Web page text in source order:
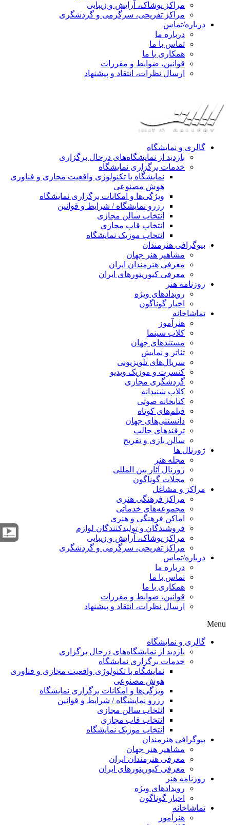
مراکز پوشاک، آرایش و زیبایی
مراکز تفریحی، سرگرمی و گردشگری
درباره/تماس
درباره ما
تماس با ما
همکاری با ما
قوانین، ضوابط و مقررات
ارسال نظرات، انتقاد و پیشنهاد
گالری و نمایشگاه
بازدید از نمایشگاه‌های درحال برگزاری
خدمات برگزاری نمایشگاه
نمایشگاه با تکنولوژی واقعیت مجازی و فناوری
هوش مصنوعی
ویژگی‌ها و امکانات برگزاری نمایشگاه
رزرو نمایشگاه / شرایط و قوانین
انتخاب سالن مجازی
انتخاب قاب مجازی
انتخاب موزیک نمایشگاه
بیوگرافی هنرمندان
مشاهیر هنر جهان
معرفی هنرمندان ایران
معرفی کیوریتورهای ایران
روزنامه هنر
رویدادهای ویژه
اخبار گوناگون
تماشاخانه
هنرآموز
کلاب سینما
مستندهای جهان
تئاتر و نمایش
سریال‌های تلویزیونی
کنسرت و موزیک ویدیو
گردشگری مجازی
کلاب شنیدانه
کتابخانه صوتی
فیلم‌های کوتاه
دانستنی‌های جهان
ترفندهای جالب
سالن بازی و تفریح
ژورنال ها
مجله هنر
ژورنال آثار بین المللی
مجلات گوناگون
مراکز و مشاغل
مراکز فرهنگی هنری
مجموعه‌های خدماتی
اماکن فرهنگی و هنری
فروشندگان و تولیدکنندگان لوازم
مراکز پوشاک، آرایش و زیبایی
مراکز تفریحی، سرگرمی و گردشگری
درباره/تماس
درباره ما
تماس با ما
همکاری با ما
قوانین، ضوابط و مقررات
ارسال نظرات، انتقاد و پیشنهاد
Menu
گالری و نمایشگاه
بازدید از نمایشگاه‌های درحال برگزاری
خدمات برگزاری نمایشگاه
نمایشگاه با تکنولوژی واقعیت مجازی و فناوری
هوش مصنوعی
ویژگی‌ها و امکانات برگزاری نمایشگاه
رزرو نمایشگاه / شرایط و قوانین
انتخاب سالن مجازی
انتخاب قاب مجازی
انتخاب موزیک نمایشگاه
بیوگرافی هنرمندان
مشاهیر هنر جهان
معرفی هنرمندان ایران
معرفی کیوریتورهای ایران
روزنامه هنر
رویدادهای ویژه
اخبار گوناگون
تماشاخانه
هنرآموز